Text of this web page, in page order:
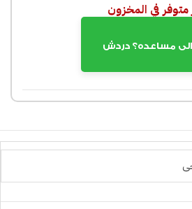
متوفر في المخزون
مساعده؟ دردش